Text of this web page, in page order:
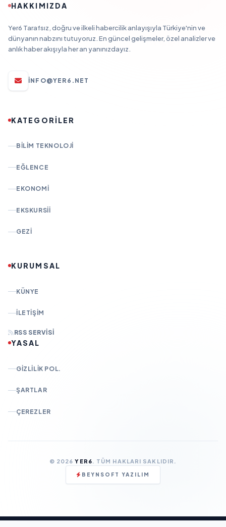
HAKKIMIZDA
Yer6 Tarafsız, doğru ve ilkeli habercilik anlayışıyla Türkiye'nin ve
dünyanın nabzını tutuyoruz. En güncel gelişmeler, özel analizler ve
anlık haber akışıyla her an yanınızdayız.
INFO@YER6.NET
KATEGORİLER
BILIM TEKNOLOJI
EĞLENCE
EKONOMI
EKSKURSII
GEZI
KURUMSAL
KÜNYE
İLETIŞIM
RSS SERVISI
YASAL
GIZLILIK POL.
ŞARTLAR
ÇEREZLER
© 2026YER6. TÜM HAKLARI SAKLIDIR.
BEYNSOFT YAZILIM